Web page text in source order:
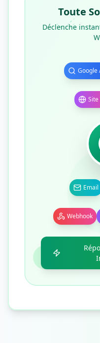
Toute
Déclenche
Google
Site
Email
Webhook